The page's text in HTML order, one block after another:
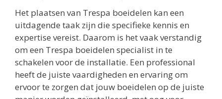
Het plaatsen van Trespa boeidelen kan een
uitdagende taak zijn die specifieke kennis en
expertise vereist. Daarom is het vaak verstandig
om een Trespa boeidelen specialist in te
schakelen voor de installatie. Een professional
heeft de juiste vaardigheden en ervaring om
ervoor te zorgen dat jouw boeidelen op de juiste